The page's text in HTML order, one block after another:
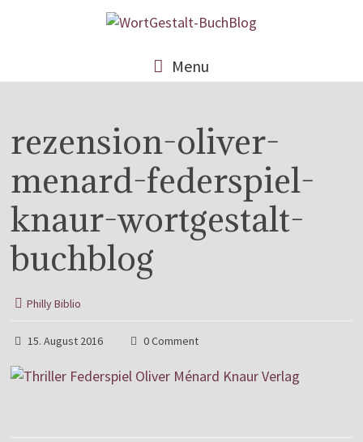
Menu
rezension-oliver-
menard-federspiel-
knaur-wortgestalt-
buchblog
Philly Biblio
15. August 2016 0 Comment